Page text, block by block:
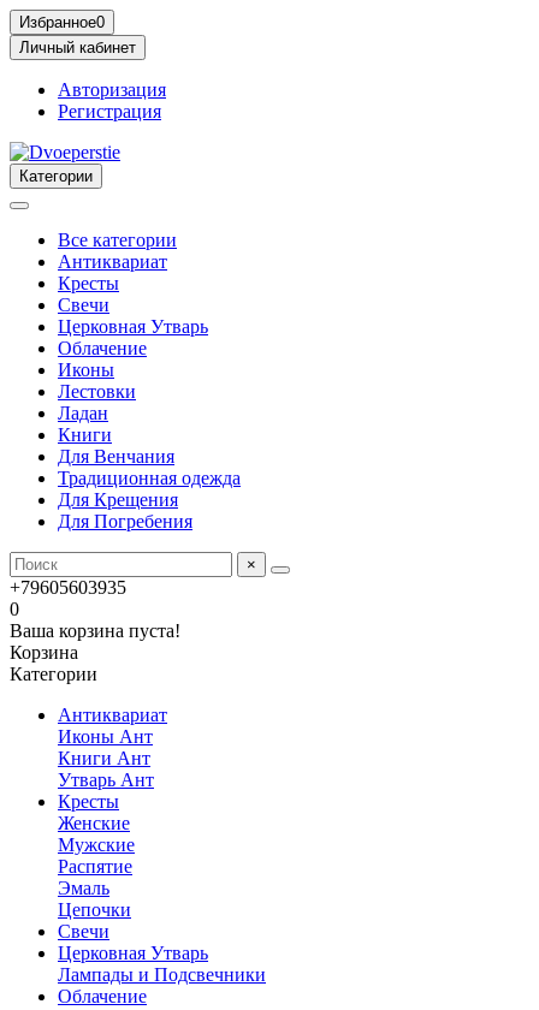
Избранное0
Личный кабинет
Авторизация
Регистрация
Категории
Все категории
Антиквариат
Кресты
Свечи
Церковная Утварь
Облачение
Иконы
Лестовки
Ладан
Книги
Для Венчания
Традиционная одежда
Для Крещения
Для Погребения
×
+79605603935
0
Ваша корзина пуста!
Корзина
Категории
Антиквариат
Иконы Ант
Книги Ант
Утварь Ант
Кресты
Женские
Мужские
Распятие
Эмаль
Цепочки
Свечи
Церковная Утварь
Лампады и Подсвечники
Облачение